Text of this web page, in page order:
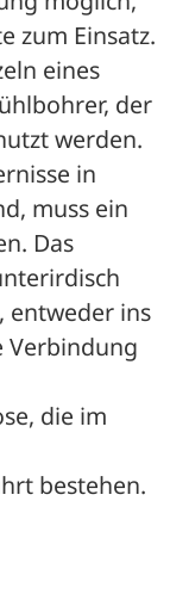
zum Einsatz.
eines
der
werden.
in
muss ein
Das
entweder ins
Verbindung
die im
bestehen.